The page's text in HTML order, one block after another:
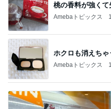
桃の香料が強く
Amebaトピックス
ホクロも消えち
Amebaトピックス